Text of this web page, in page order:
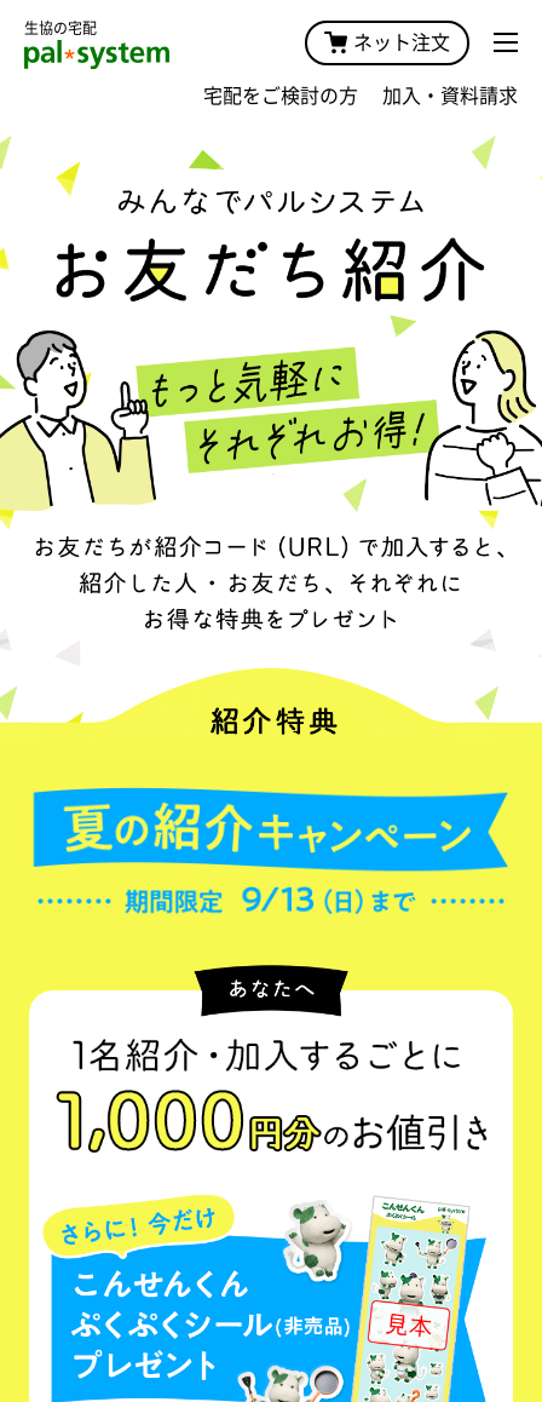
生協の宅配
ネット注文
宅配をご検討の方 加入・資料請求